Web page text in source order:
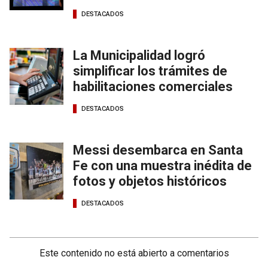
DESTACADOS
La Municipalidad logró
simplificar los trámites de
habilitaciones comerciales
DESTACADOS
Messi desembarca en Santa
Fe con una muestra inédita de
fotos y objetos históricos
DESTACADOS
Este contenido no está abierto a comentarios